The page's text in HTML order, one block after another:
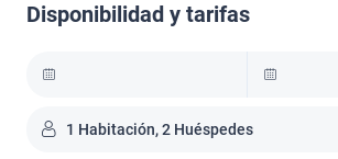
Disponibilidad y tarifas
1 Habitación, 2 Huéspedes